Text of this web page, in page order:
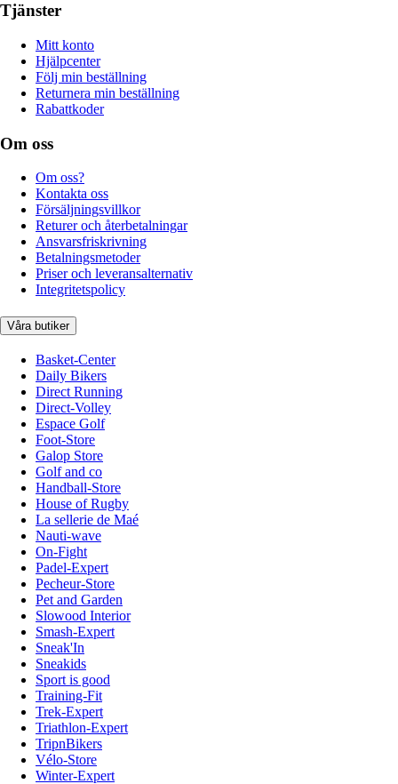
Tjänster
Mitt konto
Hjälpcenter
Följ min beställning
Returnera min beställning
Rabattkoder
Om oss
Om oss?
Kontakta oss
Försäljningsvillkor
Returer och återbetalningar
Ansvarsfriskrivning
Betalningsmetoder
Priser och leveransalternativ
Integritetspolicy
Våra butiker
Basket-Center
Daily Bikers
Direct Running
Direct-Volley
Espace Golf
Foot-Store
Galop Store
Golf and co
Handball-Store
House of Rugby
La sellerie de Maé
Nauti-wave
On-Fight
Padel-Expert
Pecheur-Store
Pet and Garden
Slowood Interior
Smash-Expert
Sneak'In
Sneakids
Sport is good
Training-Fit
Trek-Expert
Triathlon-Expert
TripnBikers
Vélo-Store
Winter-Expert